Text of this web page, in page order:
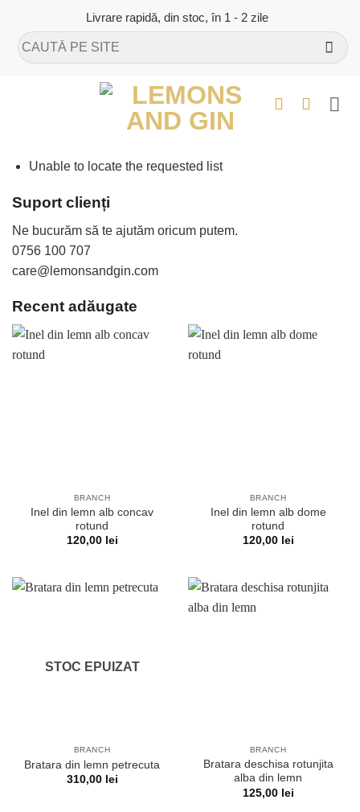
content
Livrare rapidă, din stoc, în 1 - 2 zile
Caută
după:
Unable to locate the requested list
Suport clienți
Ne bucurăm să te ajutăm oricum putem.
0756 100 707
care@lemonsandgin.com
Recent adăugate
BRANCH
Inel din lemn alb concav
rotund
120,00 lei
BRANCH
Inel din lemn alb dome
rotund
120,00 lei
STOC EPUIZAT
BRANCH
Bratara din lemn petrecuta
310,00 lei
BRANCH
Bratara deschisa rotunjita
alba din lemn
125,00 lei